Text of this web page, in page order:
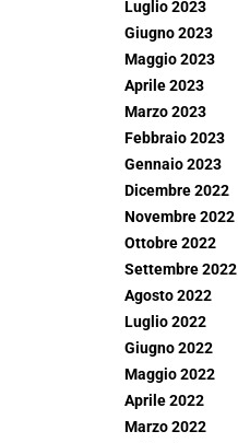
Luglio 2023
Giugno 2023
Maggio 2023
Aprile 2023
Marzo 2023
Febbraio 2023
Gennaio 2023
Dicembre 2022
Novembre 2022
Ottobre 2022
Settembre 2022
Agosto 2022
Luglio 2022
Giugno 2022
Maggio 2022
Aprile 2022
Marzo 2022